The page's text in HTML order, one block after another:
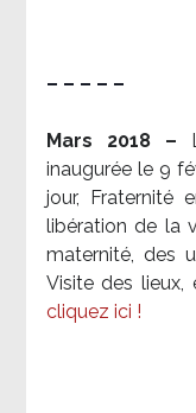
– – – – –
Mars 2018 –
inaugurée le 9
jour, Fraternité
libération de la
maternité, des
Visite des lieux,
cliquez ici !